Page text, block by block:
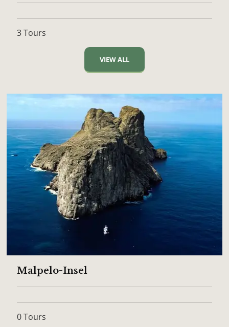
3 Tours
VIEW ALL
Malpelo-Insel
0 Tours